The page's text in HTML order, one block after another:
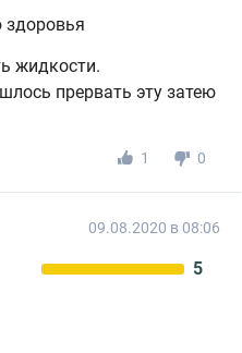
здоровья
жидкости.
прервать эту затею
1 0
09.08.2020 в 08:06
5